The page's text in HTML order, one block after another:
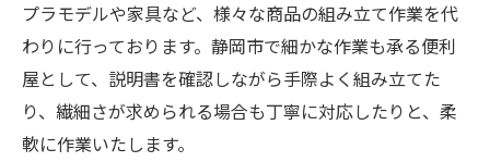
プラモデルや家具など、様々な商品の組み立て作業を代
わりに行っております。静岡市で細かな作業も承る便利
屋として、説明書を確認しながら手際よく組み立てた
り、繊細さが求められる場合も丁寧に対応したりと、柔
軟に作業いたします。
お問い合わせはこちら